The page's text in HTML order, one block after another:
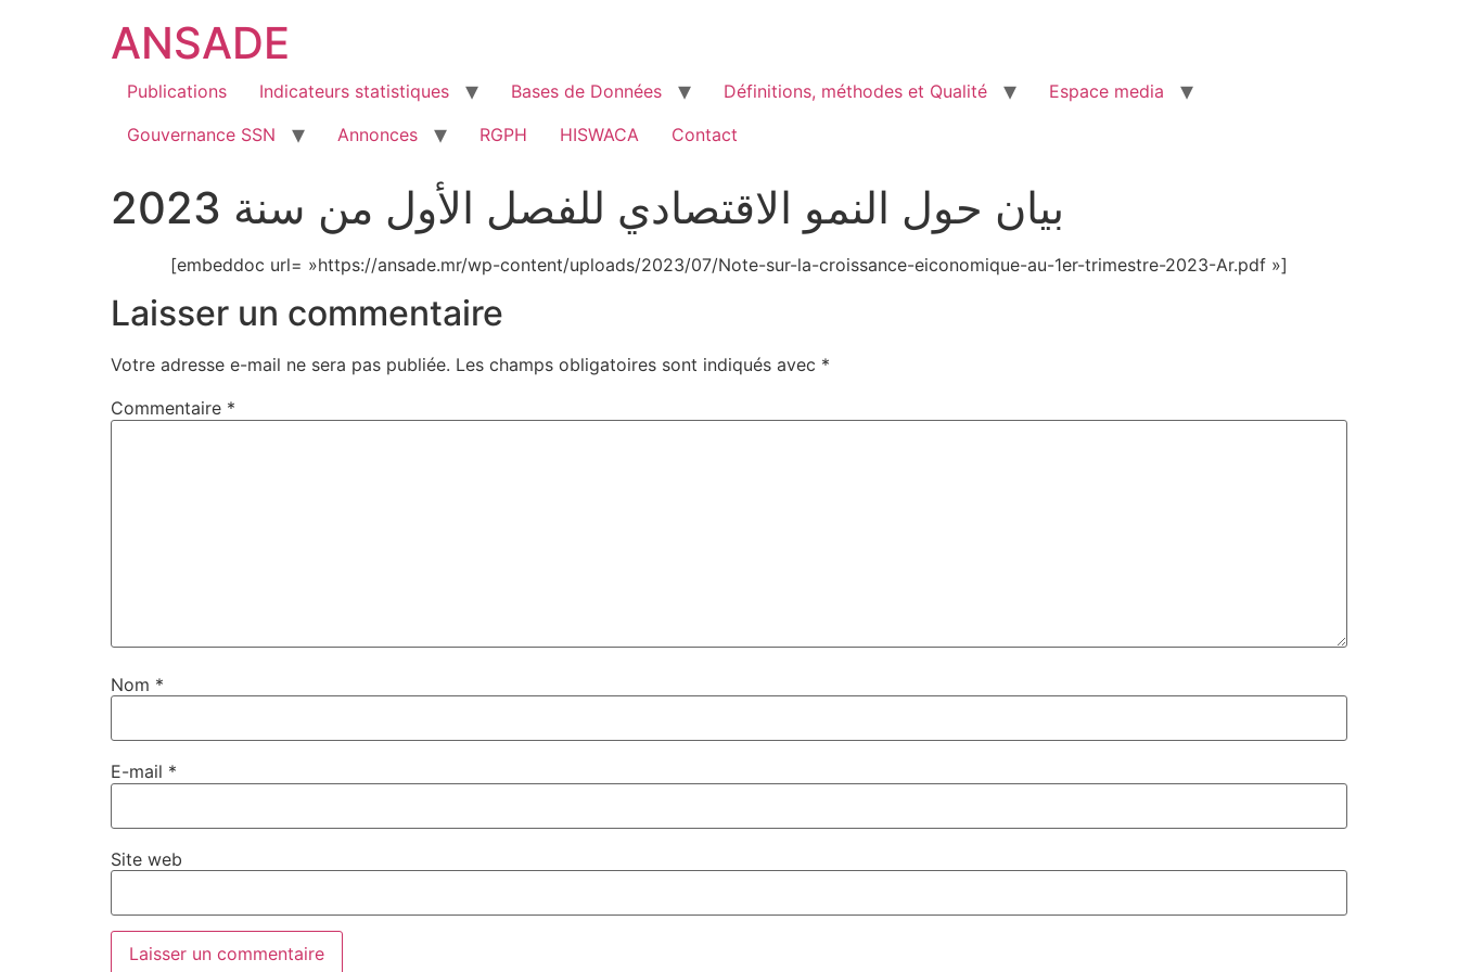
ANSADE
Publications Indicateurs statistiques Bases de Données Définitions, méthodes et Qualité
Espace media
Gouvernance SSN
Annonces RGPH HISWACA Contact
بيان حول النمو الاقتصادي للفصل الأول من سنة 2023
[embeddoc url= »https://ansade.mr/wp-content/uploads/2023/07/Note-sur-la-croissance-eiconomique-au-1er-trimestre-2023-Ar.pdf »]
Laisser un commentaire
Votre adresse e-mail ne sera pas publiée. Les champs obligatoires sont indiqués avec *
Commentaire *
Nom *
E-mail *
Site web